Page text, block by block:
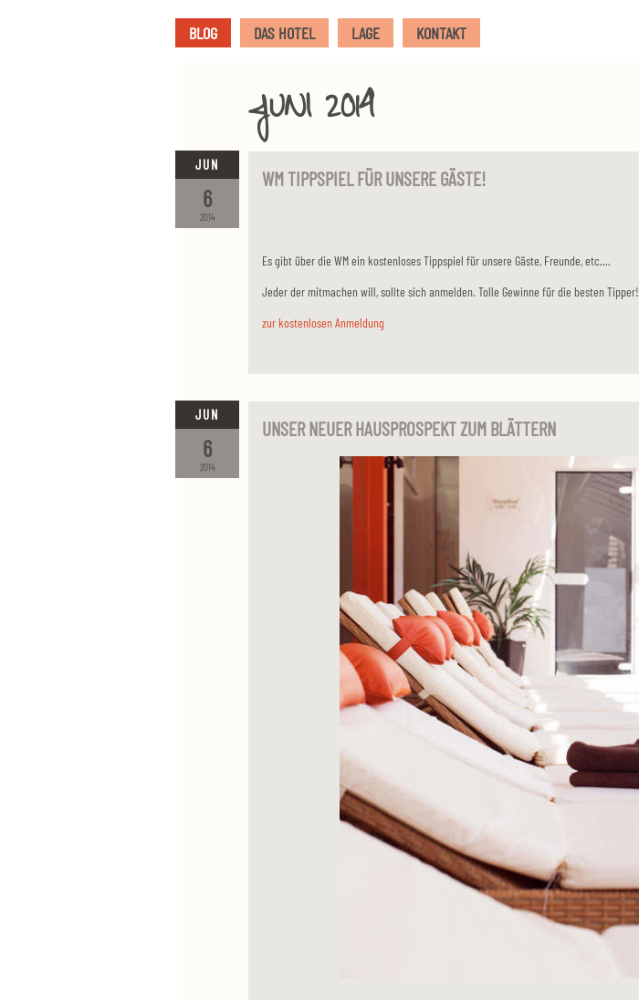
BLOG DAS HOTEL LAGE KONTAKT
JUNI 2014
2014
6
JUN
WM TIPPSPIEL FÜR UNSERE GÄSTE!
Es gibt über die WM ein kostenloses Tippspiel für unsere Gäste, Freunde, etc....
Jeder der mitmachen will, sollte sich anmelden. Tolle Gewinne für die besten Tipper!
zur kostenlosen Anmeldung
2014
6
JUN
UNSER NEUER HAUSPROSPEKT ZUM BLÄTTERN